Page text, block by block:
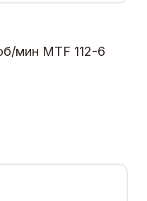
мин MTF 112-6